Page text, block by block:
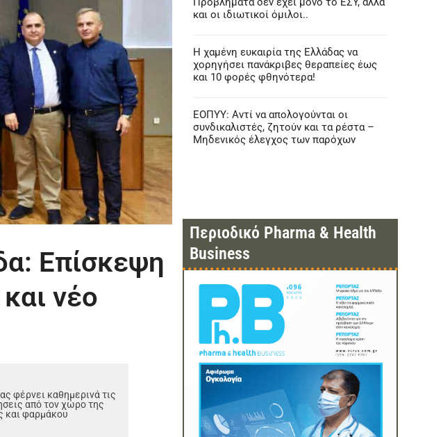
Επίσκεψη
νέο
φέρνει καθημερινά τις
από τον χώρο της
και φαρμάκου
και οι ιδιωτικοί όμιλοι..
Η χαμένη ευκαιρία της Ελλάδας να
χορηγήσει πανάκριβες θεραπείες έως
και 10 φορές φθηνότερα!
ΕΟΠΥΥ: Αντί να απολογούνται οι
συνδικαλιστές, ζητούν και τα ρέστα –
Μηδενικός έλεγχος των παρόχων
Περιοδικό Pharma & Health
Business